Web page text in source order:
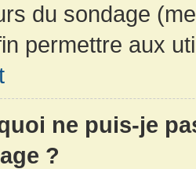
du sondage
permettre aux
ne puis-je
?